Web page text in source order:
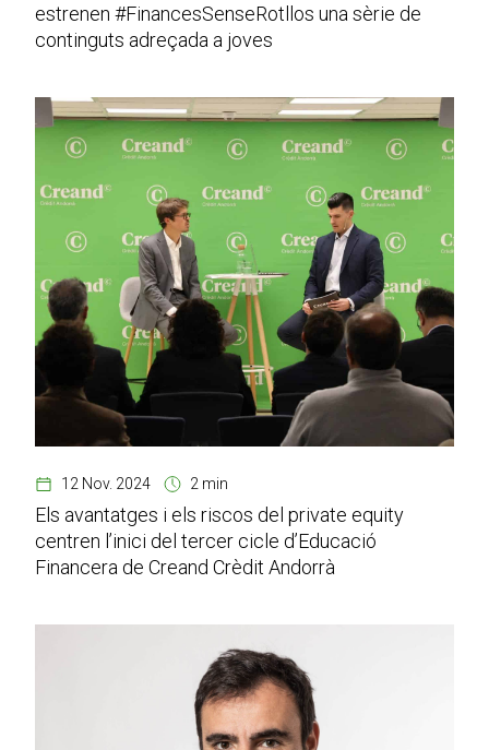
estrenen #FinancesSenseRotllos una sèrie de
continguts adreçada a joves
12 Nov. 2024 2 min
Els avantatges i els riscos del private equity
centren l’inici del tercer cicle d’Educació
Financera de Creand Crèdit Andorrà